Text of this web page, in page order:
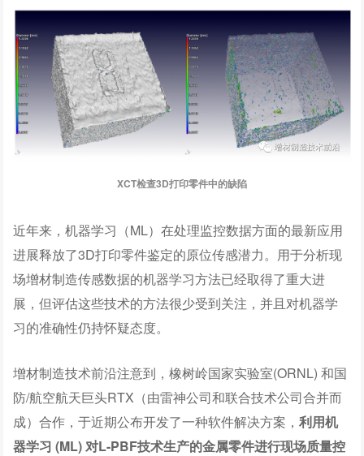
XCT检查3D打印零件中的缺陷
近年来，机器学习（ML）在处理监控数据方面的最新应用
进展释放了3D打印零件鉴定的原位传感潜力。用于分析现
场增材制造传感数据的机器学习方法已经取得了重大进
展，但评估这些技术的方法很少受到关注，并且对机器学
习的准确性仍持怀疑态度。
增材制造技术前沿注意到，橡树岭国家实验室(ORNL) 和国
防/航空航天巨头RTX（由雷神公司和联合技术公司合并而
成）合作，于近期公布开发了一种软件解决方案，利用机
器学习 (ML) 对L-PBF技术生产的金属零件进行现场质量控